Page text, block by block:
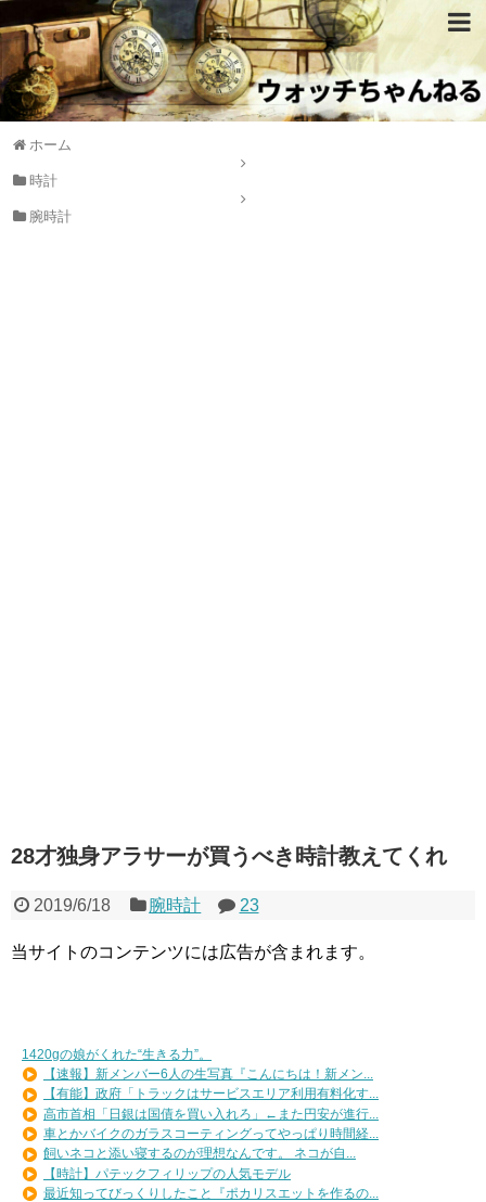
ホーム
時計
腕時計
28才独身アラサーが買うべき時計教えてくれ
2019/6/18 腕時計 23
当サイトのコンテンツには広告が含まれます。
1420gの娘がくれた“生きる力”。
【速報】新メンバー6人の生写真『こんにちは！新メン...
【有能】政府「トラックはサービスエリア利用有料化す...
高市首相「日銀は国債を買い入れろ」←また円安が進行...
車とかバイクのガラスコーティングってやっぱり時間経...
飼いネコと添い寝するのが理想なんです。 ネコが自...
【時計】パテックフィリップの人気モデル
最近知ってびっくりしたこと『ポカリスエットを作るの...